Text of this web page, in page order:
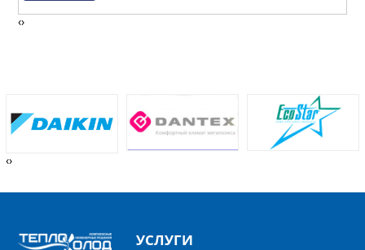
‹›
‹›
УСЛУГИ